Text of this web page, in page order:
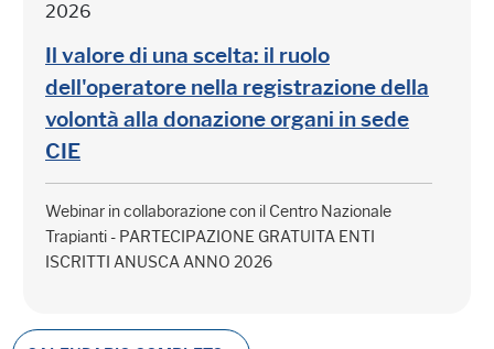
2026
Il valore di una scelta: il ruolo
dell'operatore nella registrazione della
volontà alla donazione organi in sede
CIE
Webinar in collaborazione con il Centro Nazionale
Trapianti - PARTECIPAZIONE GRATUITA ENTI
ISCRITTI ANUSCA ANNO 2026